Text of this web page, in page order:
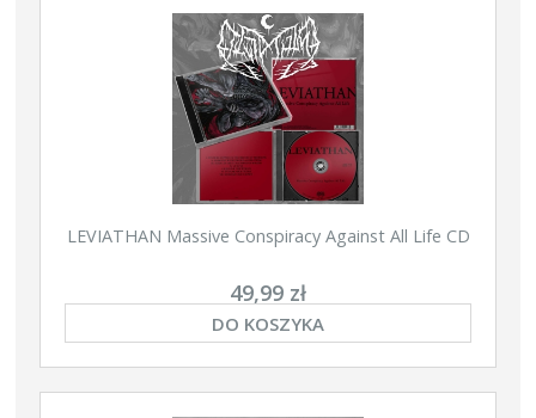
LEVIATHAN Massive Conspiracy Against All Life CD
49,99 zł
DO KOSZYKA